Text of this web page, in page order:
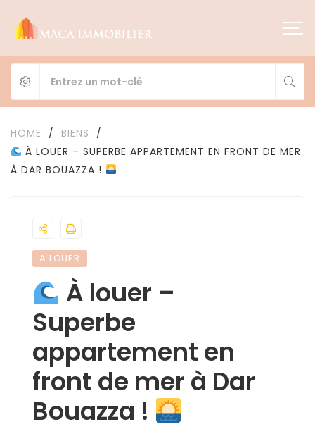
HOME / BIENS
/
À LOUER – SUPERBE APPARTEMENT EN FRONT DE MER
À DAR BOUAZZA !
A LOUER
À louer –
Superbe
appartement en
front de mer à Dar
Bouazza !